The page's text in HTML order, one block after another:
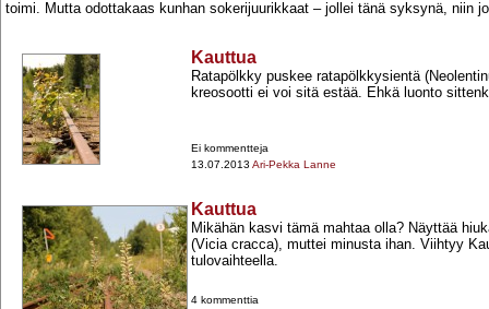
toimi. Mutta odottakaas kunhan sokerijuurikkaat – jollei tänä syksynä, niin
Kauttua
Ratapölkky puskee ratapölkkysientä
kreosootti ei voi sitä estää. Ehkä luonto
Ei kommentteja
13.07.2013 Ari-Pekka Lanne
Kauttua
Mikähän kasvi tämä mahtaa olla? Näyttää
(Vicia cracca), muttei minusta ihan. Viihtyy
tulovaihteella.
4 kommenttia